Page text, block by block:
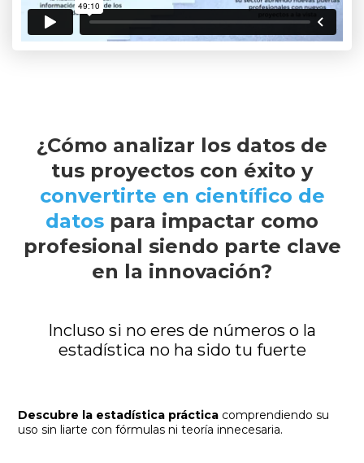
¿Cómo analizar los datos de
tus proyectos con éxito y
convertirte en científico de
datos para impactar como
profesional siendo parte clave
en la innovación?
Incluso si no eres de números o la
estadística no ha sido tu fuerte
Descubre la estadística práctica comprendiendo su
uso sin liarte con fórmulas ni teoría innecesaria.